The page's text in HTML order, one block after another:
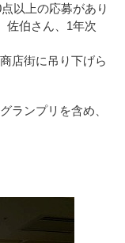
以上の応募があり
佐伯さん、1年次
店街に吊り下げら
ランプリを含め、